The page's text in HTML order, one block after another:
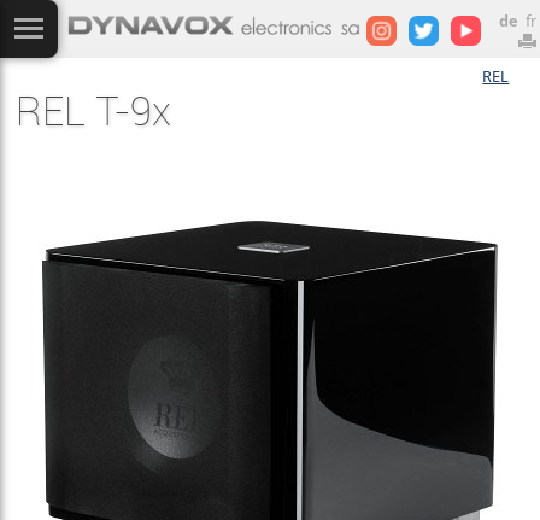
de fr
REL
REL T-9x